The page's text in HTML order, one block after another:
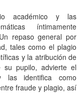
académico y las
íntimamente
repaso general por
tales como el plagio
y la atribución de
pupilo, advierte el
las identifica como
fraude y plagio, así